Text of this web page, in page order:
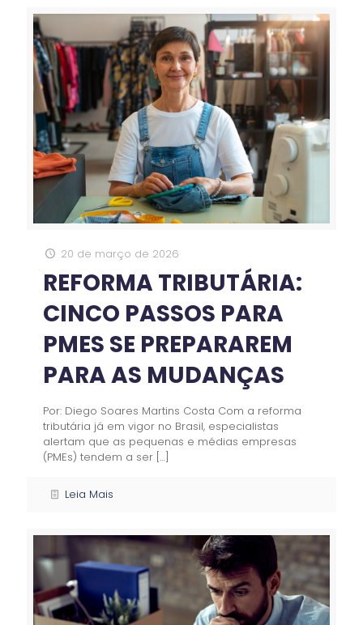
20 de março de 2026
REFORMA TRIBUTÁRIA:
CINCO PASSOS PARA
PMES SE PREPARAREM
PARA AS MUDANÇAS
Por: Diego Soares Martins Costa Com a reforma
tributária já em vigor no Brasil, especialistas
alertam que as pequenas e médias empresas
(PMEs) tendem a ser […]
Leia Mais